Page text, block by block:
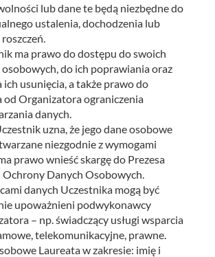
lub dane te będą niezbędne do
ustalenia, dochodzenia lub
ma prawo do dostępu do swoich
do ich poprawiania oraz
ich usunięcia, a także prawo do
od Organizatora ograniczenia
danych.
uzna, że jego dane osobowe
niezgodnie z wymogami
prawo wnieść skargę do Prezesa
Ochrony Danych Osobowych.
danych Uczestnika mogą być
upoważnieni podwykonawcy
– np. świadczący usługi wsparcia
telekomunikacyjne, prawne.
Laureata w zakresie: imię i